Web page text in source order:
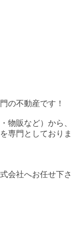
の不動産です！
物販など）から、
専門としておりま
会社へお任せ下さ